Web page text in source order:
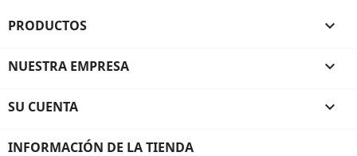
PRODUCTOS 
NUESTRA EMPRESA 
SU CUENTA 
INFORMACIÓN DE LA TIENDA